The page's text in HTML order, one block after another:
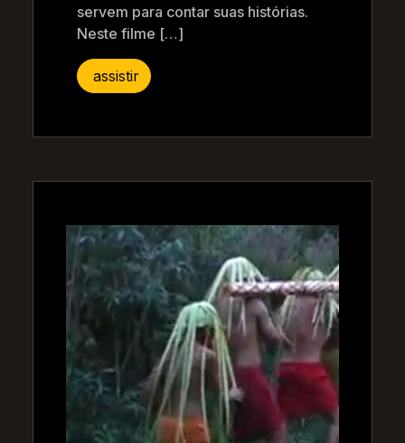
servem para contar suas histórias.
Neste filme […]
assistir